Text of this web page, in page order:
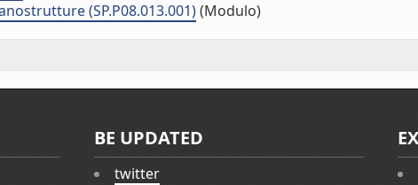
(SP.P08.013.001)(Modulo)
BE UPDATED
twitter